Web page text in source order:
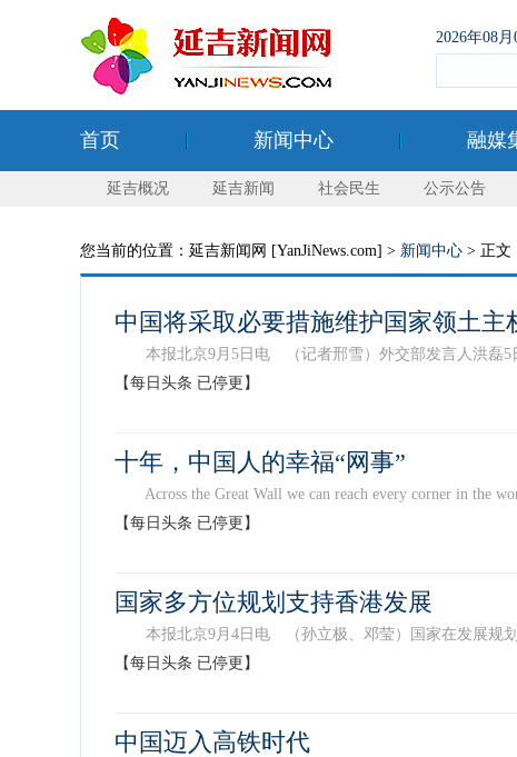
2026年08
首页 新闻中心 融媒
延吉概况 延吉新闻 社会民生 公示公告
您当前的位置：延吉新闻网 [YanJiNews.com] > 新闻中心 > 正文
中国将采取必要措施维护国家领土主
本报北京9月5日电 （记者邢雪）外交部发言人洪磊5
【每日头条 已停更】
十年，中国人的幸福“网事”
Across the Great Wall we can reach every corner in the
【每日头条 已停更】
国家多方位规划支持香港发展
本报北京9月4日电 （孙立极、邓莹）国家在发展规
【每日头条 已停更】
中国迈入高铁时代